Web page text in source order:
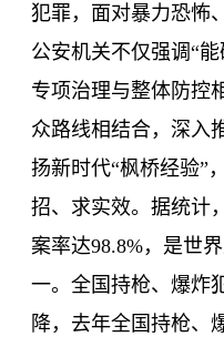
犯罪，面对暴力恐怖
公安机关不仅强调“
专项治理与整体防控
众路线相结合，深入
扬新时代“枫桥经验”
招、求实效。据统计，
案率达98.8%，是世
一。全国持枪、爆炸
降，去年全国持枪、